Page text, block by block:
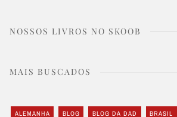
NOSSOS LIVROS NO SKOOB
MAIS BUSCADOS
ALEMANHA BLOG BLOG DA DAD BRASIL